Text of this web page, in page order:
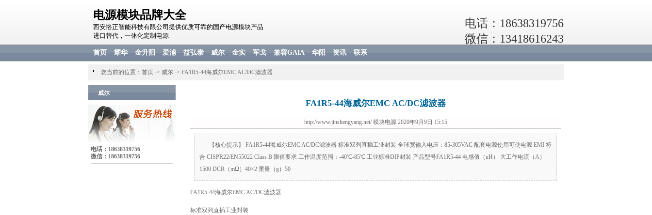
电源模块品牌大全
西安恪正智能科技有限公司提供优质可靠的国产电源模块产品
进口替代，一体化定制电源
电话：18638319756
微信：13418616243
首页 耀华 金升阳 爱浦 益弘泰 威尔 金实 军戈 兼容GAIA 华阳 资讯 联系
您当前的位置： 首页 -> 威尔 -> FA1R5-44海威尔EMC AC/DC滤波器
威尔
电话：18638319756
微信：18638319756
FA1R5-44海威尔EMC AC/DC滤波器
http://www.jinshengyang.net/模块电源 2020年9月9日 15:15
【核心提示】 FA1R5-44海威尔EMC AC/DC滤波器 标准双列直插工业封装 全球宽输入电压：85-305VAC 配套电源使用可使电源 EMI 符
合 CISPR22/EN55022 Class B 限值要求 工作温度范围：-40℃-85℃ 工业标准DIP封装 产品型号FA1R5-44 电感值（uH） 大工作电流（A）
1500 DCR（mΩ）40×2 重量（g）50
FA1R5-44海威尔EMC AC/DC滤波器
标准双列直插工业封装